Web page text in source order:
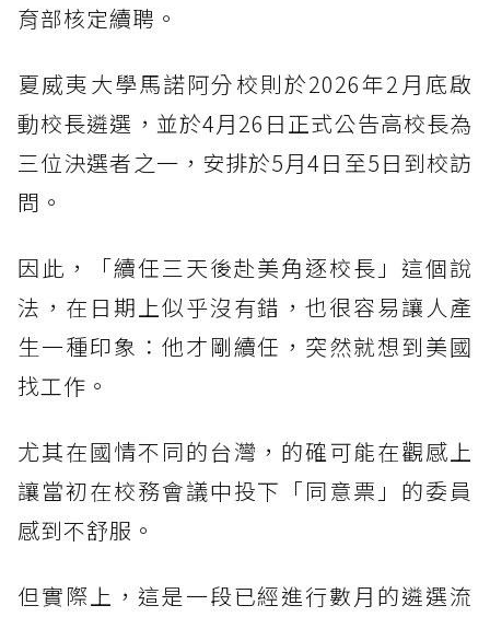
育部核定續聘。
夏威夷大學馬諾阿分校則於2026年2月底啟
動校長遴選，並於4月26日正式公告高校長為
三位決選者之一，安排於5月4日至5日到校訪
問。
因此，「續任三天後赴美角逐校長」這個說
法，在日期上似乎沒有錯，也很容易讓人產
生一種印象：他才剛續任，突然就想到美國
找工作。
尤其在國情不同的台灣，的確可能在觀感上
讓當初在校務會議中投下「同意票」的委員
感到不舒服。
但實際上，這是一段已經進行數月的遴選流